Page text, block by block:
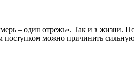
– один отрежь». Так и в жизни.
можно причинить сильную